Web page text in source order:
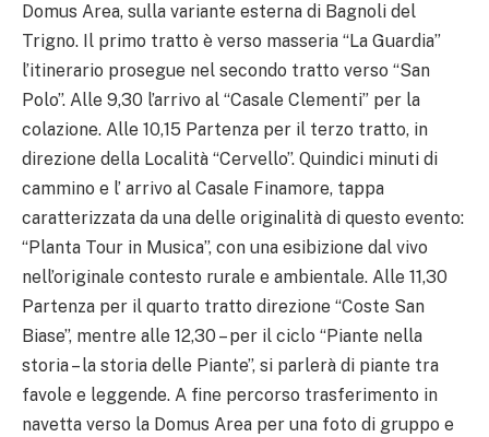
Domus Area, sulla variante esterna di Bagnoli del
Trigno. Il primo tratto è verso masseria “La Guardia”
l’itinerario prosegue nel secondo tratto verso “San
Polo”. Alle 9,30 l’arrivo al “Casale Clementi” per la
colazione. Alle 10,15 Partenza per il terzo tratto, in
direzione della Località “Cervello”. Quindici minuti di
cammino e l’ arrivo al Casale Finamore, tappa
caratterizzata da una delle originalità di questo evento:
“Planta Tour in Musica”, con una esibizione dal vivo
nell’originale contesto rurale e ambientale. Alle 11,30
Partenza per il quarto tratto direzione “Coste San
Biase”, mentre alle 12,30 – per il ciclo “Piante nella
storia – la storia delle Piante”, si parlerà di piante tra
favole e leggende. A fine percorso trasferimento in
navetta verso la Domus Area per una foto di gruppo e